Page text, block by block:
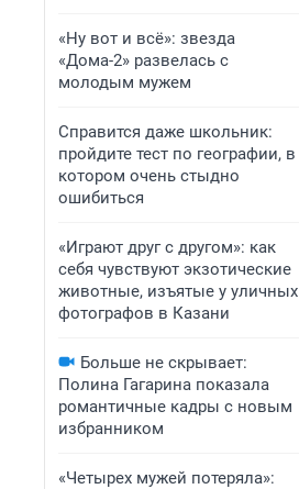
«Ну вот и всё»: звезда
«Дома-2» развелась с
молодым мужем
Справится даже школьник:
пройдите тест по географии, в
котором очень стыдно
ошибиться
«Играют друг с другом»: как
себя чувствуют экзотические
животные, изъятые у уличных
фотографов в Казани
Больше не скрывает:
Полина Гагарина показала
романтичные кадры с новым
избранником
«Четырех мужей потеряла»: